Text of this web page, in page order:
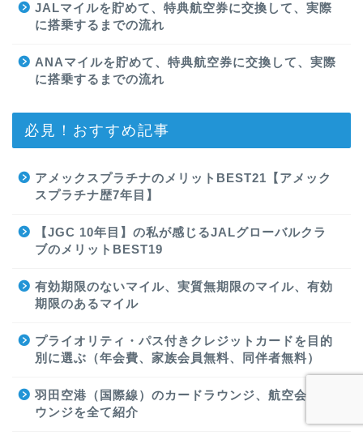
JALマイルを貯めて、特典航空券に交換して、実際
に搭乗するまでの流れ
ANAマイルを貯めて、特典航空券に交換して、実際
に搭乗するまでの流れ
必見！おすすめ記事
アメックスプラチナのメリットBEST21【アメック
スプラチナ歴7年目】
【JGC 10年目】の私が感じるJALグローバルクラ
ブのメリットBEST19
有効期限のないマイル、実質無期限のマイル、有効
期限のあるマイル
プライオリティ・パス付きクレジットカードを目的
別に選ぶ（年会費、家族会員無料、同伴者無料）
羽田空港（国際線）のカードラウンジ、航空会社ラ
ウンジを全て紹介